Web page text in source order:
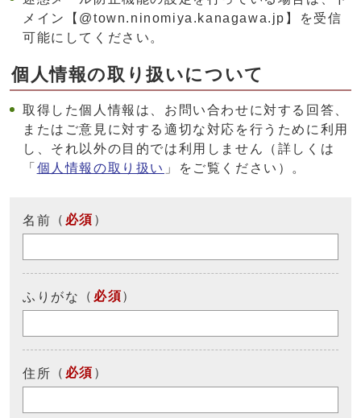
メイン【@town.ninomiya.kanagawa.jp】を受信
可能にしてください。
個人情報の取り扱いについて
取得した個人情報は、お問い合わせに対する回答、
またはご意見に対する適切な対応を行うために利用
し、それ以外の目的では利用しません（詳しくは
「 個人情報の取り扱い 」をご覧ください）。
名前 （ 必須 ）
ふりがな （ 必須）
住所 （ 必須 ）